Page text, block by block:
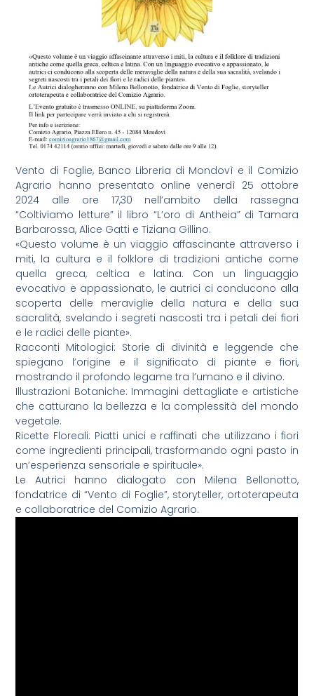
Vento di Foglie, Banco Libreria di Mondovì e il Comizio
Agrario hanno presentato online venerdì 25 ottobre
2024 alle ore 17,30 nell’ambito della rassegna
“Coltiviamo letture” il libro “L’oro di Antheia” di Tamara
Barbarossa, Alice Gatti e Tiziana Gillino.
«Questo volume è un viaggio affascinante attraverso i
miti, la cultura e il folklore di tradizioni antiche come
quella greca, celtica e latina. Con un linguaggio
evocativo e appassionato, le autrici ci conducono alla
scoperta delle meraviglie della natura e della sua
sacralità, svelando i segreti nascosti tra i petali dei fiori
e le radici delle piante».
Racconti Mitologici: Storie di divinità e leggende che
spiegano l’origine e il significato di piante e fiori,
mostrando il profondo legame tra l’umano e il divino.
Illustrazioni Botaniche: Immagini dettagliate e artistiche
che catturano la bellezza e la complessità del mondo
vegetale.
Ricette Floreali: Piatti unici e raffinati che utilizzano i fiori
come ingredienti principali, trasformando ogni pasto in
un’esperienza sensoriale e spirituale».
Le Autrici hanno dialogato con Milena Bellonotto,
fondatrice di “Vento di Foglie”, storyteller, ortoterapeuta
e collaboratrice del Comizio Agrario.